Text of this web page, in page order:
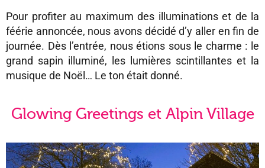
Pour profiter au maximum des illuminations et de la
féérie annoncée, nous avons décidé d’y aller en fin de
journée. Dès l’entrée, nous étions sous le charme : le
grand sapin illuminé, les lumières scintillantes et la
musique de Noël… Le ton était donné.
Glowing Greetings et Alpin Village